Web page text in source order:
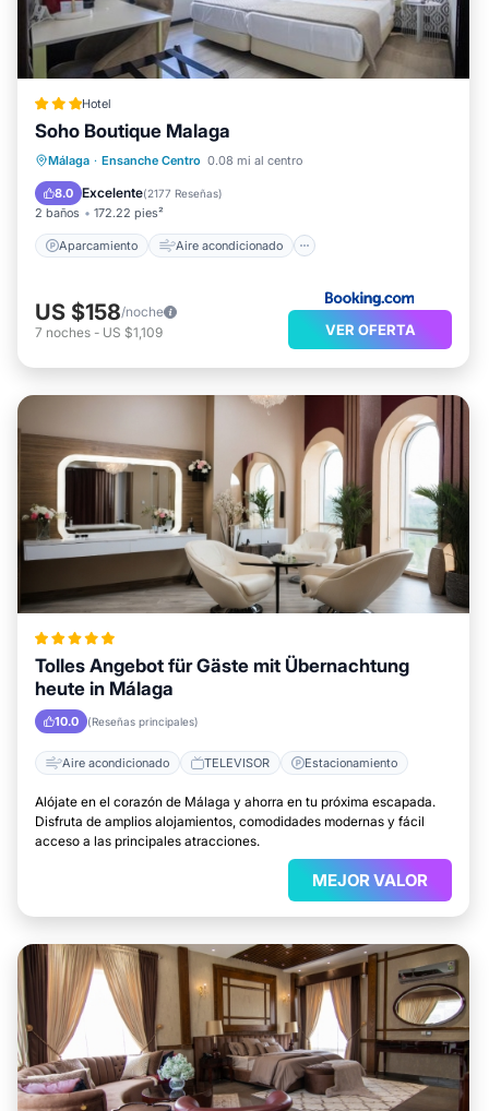
Hotel
Soho Boutique Malaga
Málaga · Ensanche Centro 0.08 mi al centro
8.0 Excelente(2177 Reseñas)
2 baños 172.22 pies²
Aparcamiento Aire acondicionado
Aparcamiento
Aire acondicionado
Internet
Se admiten mascotas
US $158/noche
7 noches - US $1,109 VER OFERTA
Tolles Angebot für Gäste mit Übernachtung
heute in Málaga
10.0 (Reseñas principales)
Aire acondicionado TELEVISOR Estacionamiento
Alójate en el corazón de Málaga y ahorra en tu próxima escapada.
Disfruta de amplios alojamientos, comodidades modernas y fácil
acceso a las principales atracciones.
MEJOR VALOR